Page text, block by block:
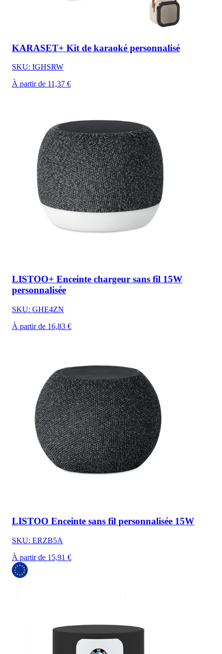
KARASET+ Kit de karaoké personnalisé
SKU: IGHSRW
À partir de 11,37 €
LISTOO+ Enceinte chargeur sans fil 15W
personnalisée
SKU: GHE4ZN
À partir de 16,83 €
LISTOO Enceinte sans fil personnalisée 15W
SKU: ERZB5A
À partir de 15,91 €